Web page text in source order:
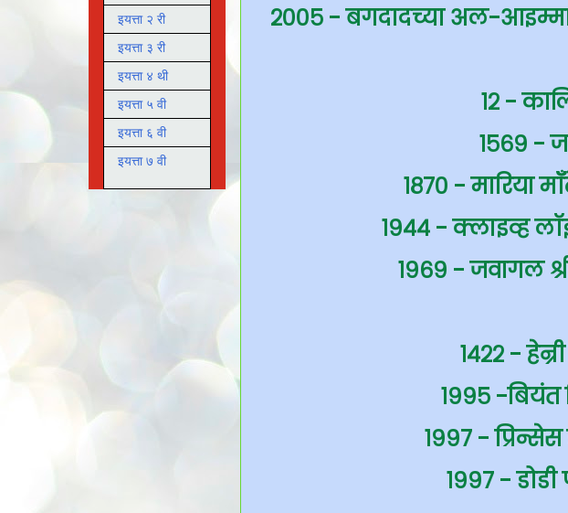
२००५ - बगदादच्या अल-
१२ -
१५६९ -
१८७० - मारिया
१९४४ - क्लाइव्ह
१९६९ - जवागल
१४२२ -
१९९५ -बियंत
१९९७ - प्रिन्सेस
१९९७ - डोडी
इयत्ता २ री
इयत्ता ३ री
इयत्ता ४ थी
इयत्ता ५ वी
इयत्ता ६ वी
इयत्ता ७ वी